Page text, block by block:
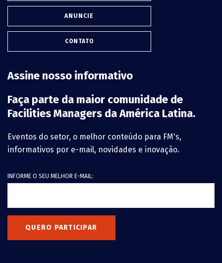
ANUNCIE
CONTATO
Assine nosso informativo
Faça parte da maior comunidade de
Facilities Managers da América Latina.
Eventos do setor, o melhor conteúdo para FM's,
informativos por e-mail, novidades e inovação.
INFORME O SEU MELHOR E-MAIL:
QUERO PARTICIPAR